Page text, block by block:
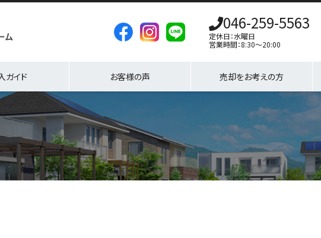
046-259-5563
定休日：水曜日
営業時間：8:30～20:00
ガイド お客様の声 売却をお考えの方